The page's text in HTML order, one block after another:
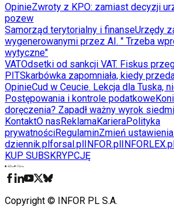
OpinieZwroty z KPO: zamiast decyzji
pozew
Samorząd terytorialny i finanseUrzędy
wygenerowanymi przez AI. " Trzeba
wytyczne"
VATOdsetki od sankcji VAT. Fiskus
PITSkarbówka zapomniała, kiedy
OpinieCud w Ceucie. Lekcja dla Tuska,
Postępowania i kontrole podatkowe
doręczenia? Zapadł ważny wyrok
KontaktO nasReklamaKarieraPolityka
prywatnościRegulaminZmień
dziennik.plforsal.plINFOR.pl
KUP SUBSKRYPCJĘ
Copyright © INFOR PL S.A.